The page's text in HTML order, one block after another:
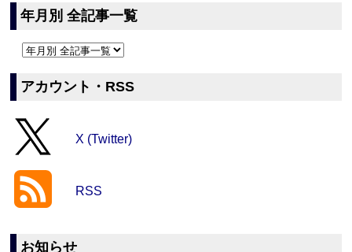
年月別 全記事一覧
アカウント・RSS
X (Twitter)
RSS
お知らせ